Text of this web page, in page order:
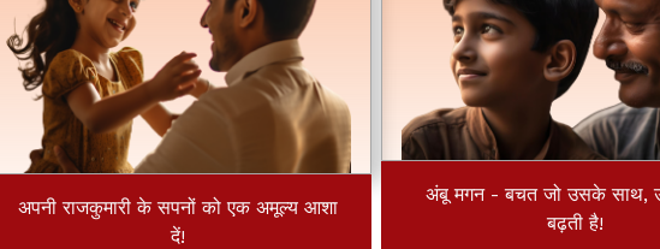
अपनी राजकुमारी के सपनों को एक अमूल्य आशा
दें!
अंबू मगन - बचत जो उसके साथ,
बढ़ती है!